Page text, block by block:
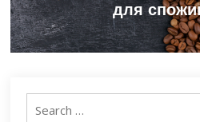
для
Search